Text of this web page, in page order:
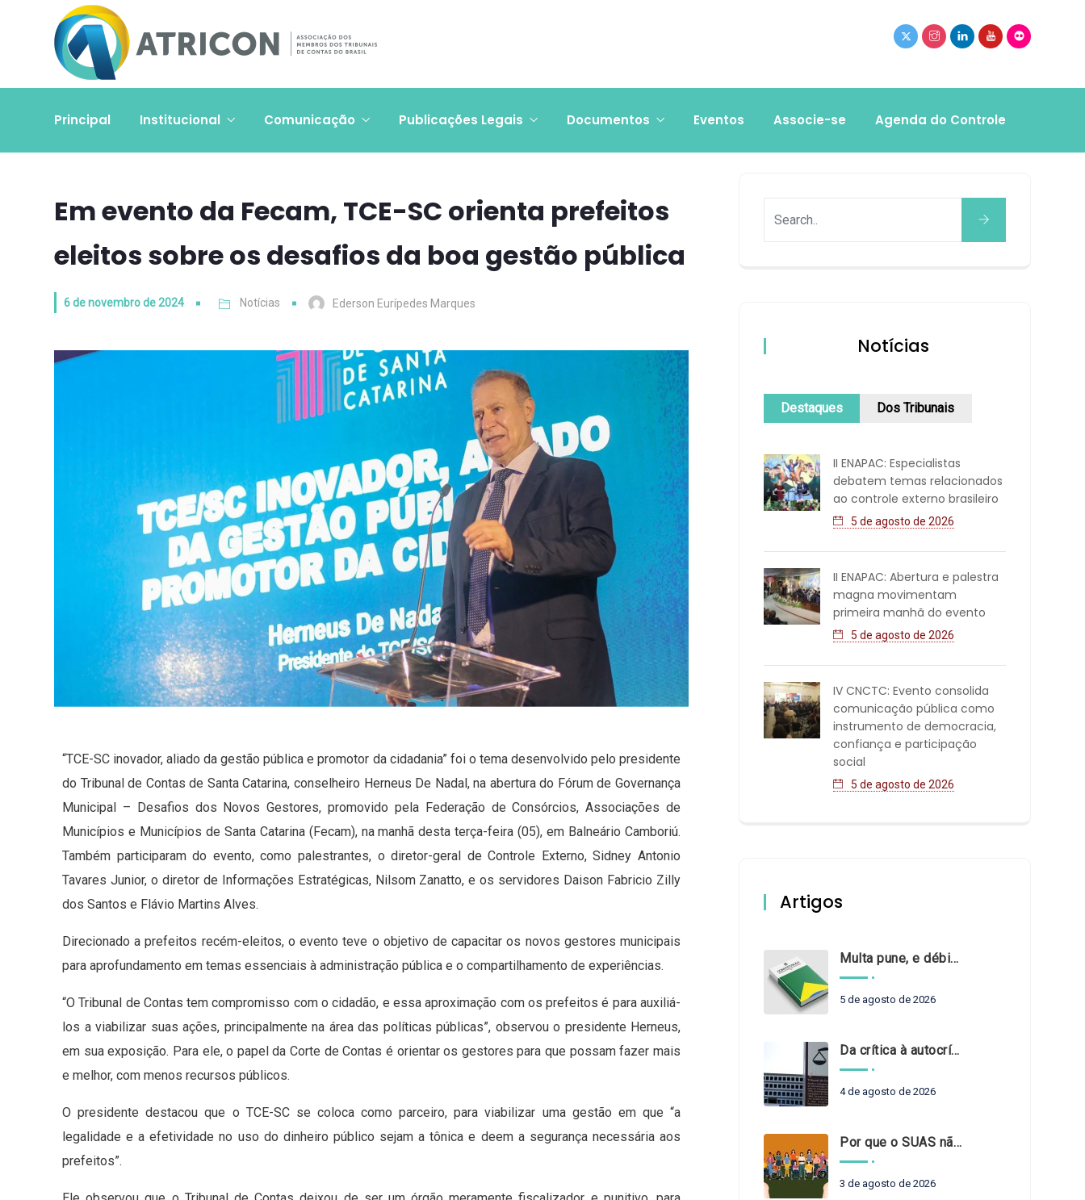
Principal Institucional Comunicação Publicações Legais Documentos Eventos Associe-se Agenda do Controle
Em evento da Fecam, TCE-SC orienta prefeitos
eleitos sobre os desafios da boa gestão pública
6 de novembro de 2024 Notícias Ederson Eurípedes Marques
“TCE-SC inovador, aliado da gestão pública e promotor da cidadania” foi o tema desenvolvido pelo presidente
do Tribunal de Contas de Santa Catarina, conselheiro Herneus De Nadal, na abertura do Fórum de Governança
Municipal – Desafios dos Novos Gestores, promovido pela Federação de Consórcios, Associações de
Municípios e Municípios de Santa Catarina (Fecam), na manhã desta terça-feira (05), em Balneário Camboriú.
Também participaram do evento, como palestrantes, o diretor-geral de Controle Externo, Sidney Antonio
Tavares Junior, o diretor de Informações Estratégicas, Nilsom Zanatto, e os servidores Daison Fabricio Zilly
dos Santos e Flávio Martins Alves.
Direcionado a prefeitos recém-eleitos, o evento teve o objetivo de capacitar os novos gestores municipais
para aprofundamento em temas essenciais à administração pública e o compartilhamento de experiências.
“O Tribunal de Contas tem compromisso com o cidadão, e essa aproximação com os prefeitos é para auxiliá-
los a viabilizar suas ações, principalmente na área das políticas públicas”, observou o presidente Herneus,
em sua exposição. Para ele, o papel da Corte de Contas é orientar os gestores para que possam fazer mais
e melhor, com menos recursos públicos.
O presidente destacou que o TCE-SC se coloca como parceiro, para viabilizar uma gestão em que “a
legalidade e a efetividade no uso do dinheiro público sejam a tônica e deem a segurança necessária aos
prefeitos”.
Notícias
Destaques Dos Tribunais
II ENAPAC: Especialistas
debatem temas relacionados
ao controle externo brasileiro
5 de agosto de 2026
II ENAPAC: Abertura e palestra
magna movimentam
primeira manhã do evento
5 de agosto de 2026
IV CNCTC: Evento consolida
comunicação pública como
instrumento de democracia,
confiança e participação
social
5 de agosto de 2026
Artigos
Multa pune, e débito recompõe. § 3º do art. 71 da Constituição: um problema de legística formal
5 de agosto de 2026
Da crítica à autocrítica: Tribunais de Contas sob um novo olhar?
4 de agosto de 2026
Por que o SUAS não pode esperar?
3 de agosto de 2026